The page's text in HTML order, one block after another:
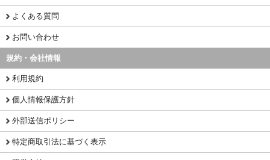
よくある質問
お問い合わせ
規約・会社情報
利用規約
個人情報保護方針
外部送信ポリシー
特定商取引法に基づく表示